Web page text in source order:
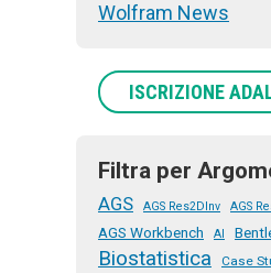
Wolfram News
ISCRIZIONE
Filtra per
AGS AGS Res2DInv AGS
AGS Workbench AI
Biostatistica Case